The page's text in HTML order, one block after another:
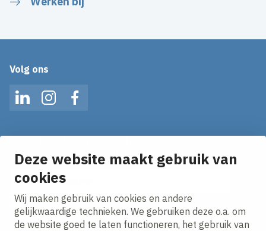
Deze website maakt gebruik van
cookies
Wij maken gebruik van cookies en andere
gelijkwaardige technieken. We gebruiken deze o.a. om
de website goed te laten functioneren, het gebruik van
Volg ons
LinkedInInstagramFacebook
Ontvang onze nieuws alerts in je mailbox!
E-mailadres
Ik ga akkoord met hetprivacy statement.